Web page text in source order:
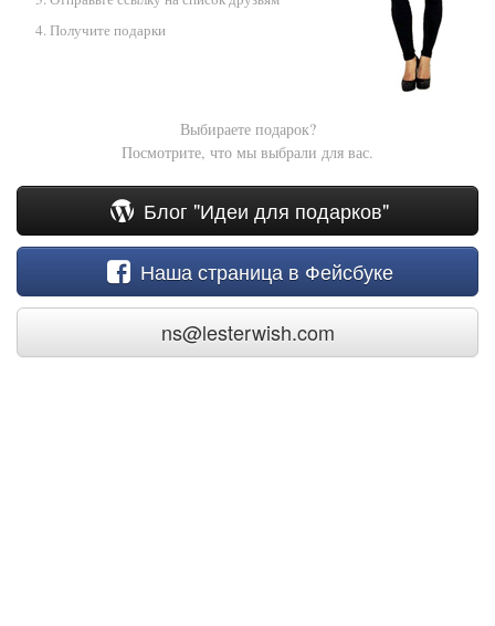
Получите подарки
Выбираете подарок?
Посмотрите, что мы выбрали для вас.
Блог "Идеи для подарков"
Наша страница в Фейсбуке
ns@lesterwish.com